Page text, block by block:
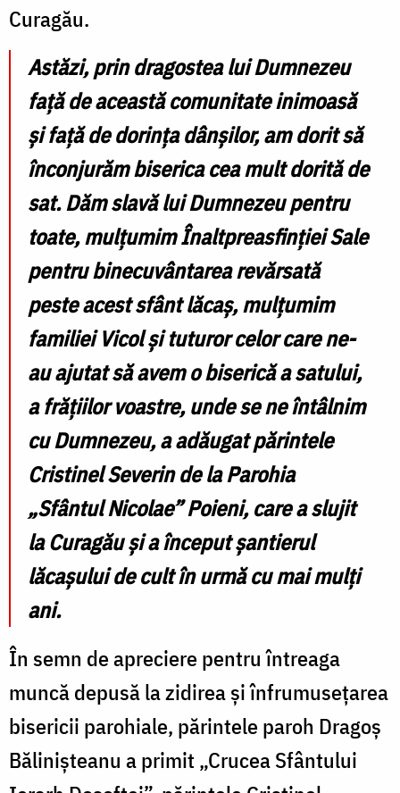
Curagău.
Astăzi, prin dragostea lui Dumnezeu
față de această comunitate inimoasă
și față de dorința dânșilor, am dorit să
înconjurăm biserica cea mult dorită de
sat. Dăm slavă lui Dumnezeu pentru
toate, mulțumim Înaltpreasfinției Sale
pentru binecuvântarea revărsată
peste acest sfânt lăcaș, mulțumim
familiei Vicol și tuturor celor care ne-
au ajutat să avem o biserică a satului,
a frățiilor voastre, unde se ne întâlnim
cu Dumnezeu, a adăugat părintele
Cristinel Severin de la Parohia
„Sfântul Nicolae” Poieni, care a slujit
la Curagău și a început șantierul
lăcașului de cult în urmă cu mai mulți
ani.
În semn de apreciere pentru întreaga
muncă depusă la zidirea și înfrumusețarea
bisericii parohiale, părintele paroh Dragoș
Bălinișteanu a primit „Crucea Sfântului